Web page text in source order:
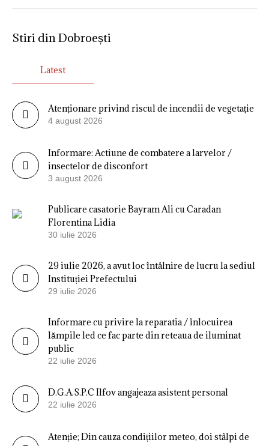
Stiri din Dobroești
Latest
Atenționare privind riscul de incendii de vegetație
4 august 2026
Informare: Actiune de combatere a larvelor /
insectelor de disconfort
3 august 2026
Publicare casatorie Bayram Ali cu Caradan
Florentina Lidia
30 iulie 2026
29 iulie 2026, a avut loc întâlnire de lucru la sediul
Instituției Prefectului
29 iulie 2026
Informare cu privire la reparatia / înlocuirea
lămpile led ce fac parte din reteaua de iluminat
public
22 iulie 2026
D.G.A.S.P.C Ilfov angajeaza asistent personal
22 iulie 2026
Atenție; Din cauza condițiilor meteo, doi stâlpi de